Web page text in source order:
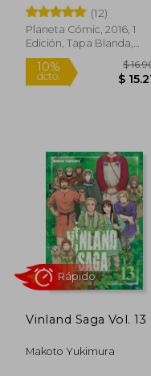
(12)
Planeta Cómic, 2016, 1
Edición, Tapa Blanda,
Nuevo
10%
dcto.
$
$
Rápido
Vinland Saga Vol. 13
Makoto Yukimura